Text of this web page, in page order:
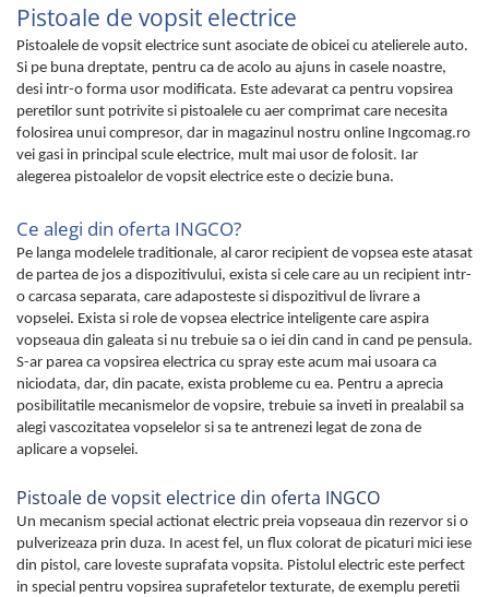
Pistoale de vopsit electrice
Pistoalele de vopsit electrice sunt asociate de obicei cu atelierele auto.
Si pe buna dreptate, pentru ca de acolo au ajuns in casele noastre,
desi intr-o forma usor modificata. Este adevarat ca pentru vopsirea
peretilor sunt potrivite si pistoalele cu aer comprimat care necesita
folosirea unui compresor, dar in magazinul nostru online Ingcomag.ro
vei gasi in principal scule electrice, mult mai usor de folosit. Iar
alegerea pistoalelor de vopsit electrice este o decizie buna.
Ce alegi din oferta INGCO?
Pe langa modelele traditionale, al caror recipient de vopsea este atasat
de partea de jos a dispozitivului, exista si cele care au un recipient intr-
o carcasa separata, care adaposteste si dispozitivul de livrare a
vopselei. Exista si role de vopsea electrice inteligente care aspira
vopseaua din galeata si nu trebuie sa o iei din cand in cand pe pensula.
S-ar parea ca vopsirea electrica cu spray este acum mai usoara ca
niciodata, dar, din pacate, exista probleme cu ea. Pentru a aprecia
posibilitatile mecanismelor de vopsire, trebuie sa inveti in prealabil sa
alegi vascozitatea vopselelor si sa te antrenezi legat de zona de
aplicare a vopselei.
Pistoale de vopsit electrice din oferta INGCO
Un mecanism special actionat electric preia vopseaua din rezervor si o
pulverizeaza prin duza. In acest fel, un flux colorat de picaturi mici iese
din pistol, care loveste suprafata vopsita. Pistolul electric este perfect
in special pentru vopsirea suprafetelor texturate, de exemplu peretii